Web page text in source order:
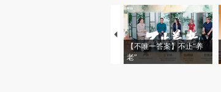
【不唯一答案】不止“养
老”